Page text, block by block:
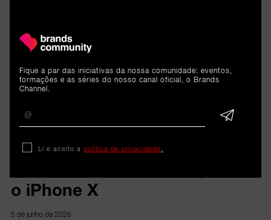
ARTIGOS
RELACIONADOS
Dados
iPhone 11 foi o smartphone
mais reparado pela iServices
o iPhone X
5 de junho de 2026
Fique a par das iniciativas da nossa comunidade: eventos,
formações e as séries do nosso canal oficial, o Brands
Channel.
Li e aceito a política de privacidade.